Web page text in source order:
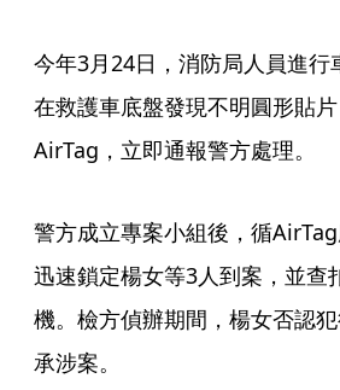
今年3月24日，消防局人員進
在救護車底盤發現不明圓形貼
AirTag，立即通報警方處理。
警方成立專案小組後，循
迅速鎖定楊女等3人到案，並查
機。檢方偵辦期間，楊女否認
承涉案。